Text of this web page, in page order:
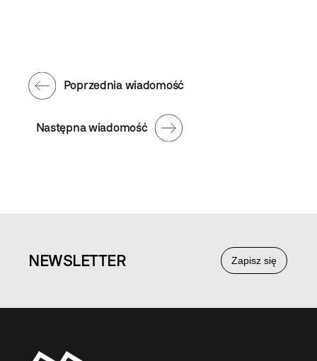
Następna wiadomość
Poprzednia wiadomość
Zapisz się
NEWSLETTER